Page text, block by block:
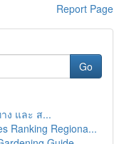
Report Page
Go
ง และ ส...
Ranking Regiona...